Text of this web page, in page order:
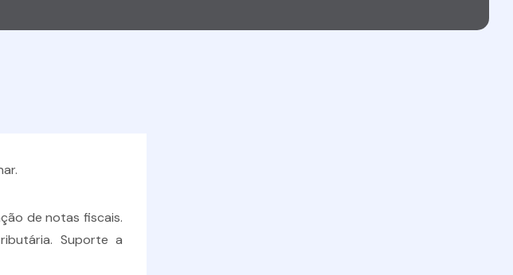
de notas fiscais.
Suporte a